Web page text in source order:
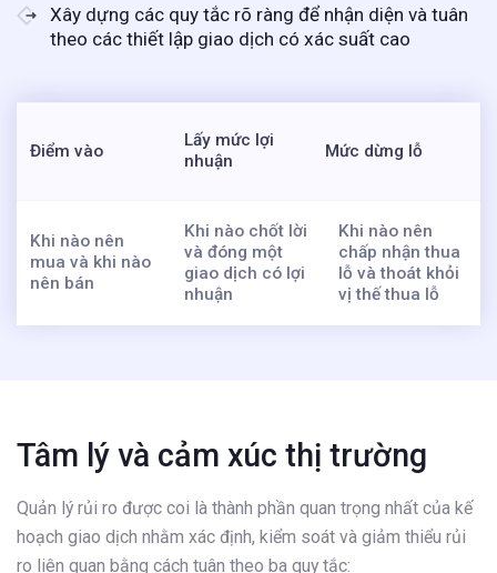
Xây dựng các quy tắc rõ ràng để nhận diện và tuân
theo các thiết lập giao dịch có xác suất cao
Điểm vào
Lấy mức lợi
nhuận
Mức dừng lỗ
Khi nào nên
mua và khi nào
nên bán
Khi nào chốt lời
và đóng một
giao dịch có lợi
nhuận
Khi nào nên
chấp nhận thua
lỗ và thoát khỏi
vị thế thua lỗ
Tâm lý và cảm xúc thị trường
Quản lý rủi ro được coi là thành phần quan trọng nhất của kế
hoạch giao dịch nhằm xác định, kiểm soát và giảm thiểu rủi
ro liên quan bằng cách tuân theo ba quy tắc: